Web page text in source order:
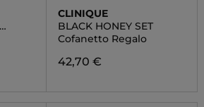
CLINIQUE
BLACK HONEY SET
Cofanetto Regalo
42,70 €